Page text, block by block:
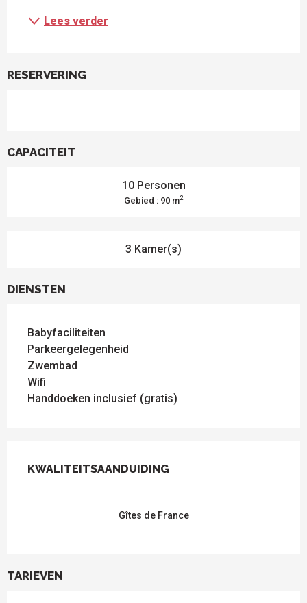
Lees verder
RESERVERING
CAPACITEIT
10 Personen
Gebied : 90 m2
3 Kamer(s)
DIENSTEN
Babyfaciliteiten
Parkeergelegenheid
Zwembad
Wifi
Handdoeken inclusief (gratis)
KWALITEITSAANDUIDING
KWALITEITSAANDUIDING
Gîtes de France
TARIEVEN